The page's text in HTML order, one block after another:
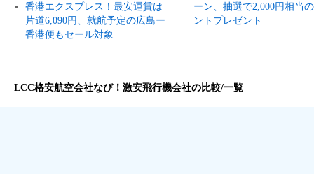
香港エクスプレス！最安運賃は
片道6,090円、就航予定の広島ー
香港便もセール対象
ーン、抽選で2,000円相当
ントプレゼント
LCC格安航空会社なび！激安飛行機会社の比較/一覧